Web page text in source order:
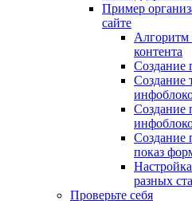
Пример
сайте
Алгоритм
контента
Создание
Создание
Создание
Создание
показ
разных
Проверьте себя